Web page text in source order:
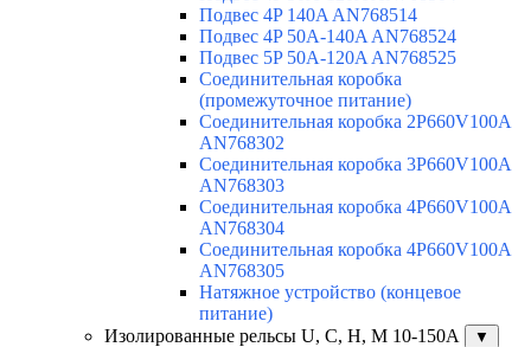
Подвес 4P 140A AN768514
Подвес 4P 50A-140A AN768524
Подвес 5P 50A-120A AN768525
Соединительная коробка
(промежуточное питание)
Соединительная коробка 2P660V100A
AN768302
Соединительная коробка 3P660V100A
AN768303
Соединительная коробка 4P660V100A
AN768304
Соединительная коробка 4P660V100A
AN768305
Натяжное устройство (концевое
питание)
Изолированные рельсы U, C, H, M 10-150А
▼